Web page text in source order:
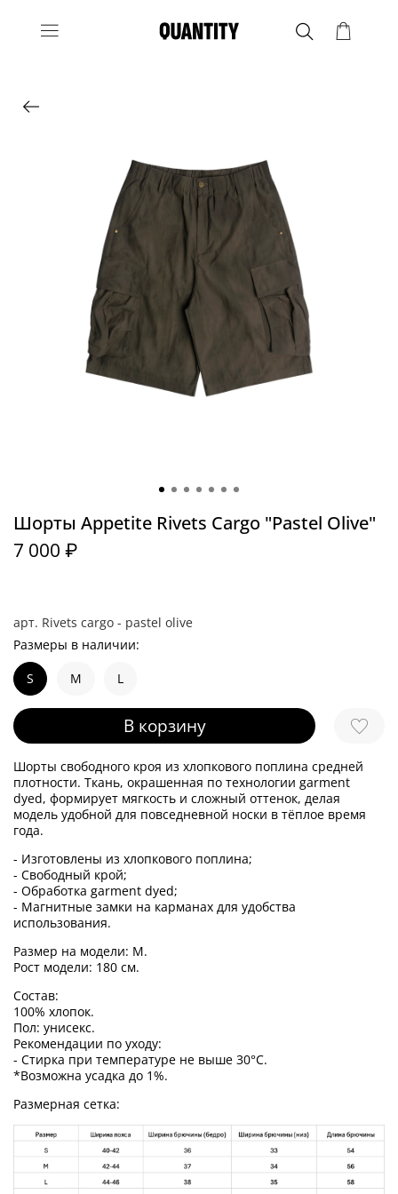
арт. Rivets cargo - pastel olive
Шорты Appetite Rivets Cargo "Pastel Olive"
7 000 ₽
В корзину
Размеры в наличии:
S
M L
Шорты свободного кроя из хлопкового поплина средней
плотности. Ткань, окрашенная по технологии garment
dyed, формирует мягкость и сложный оттенок, делая
модель удобной для повседневной носки в тёплое время
года.
- Изготовлены из хлопкового поплина;
- Свободный крой;
- Обработка garment dyed;
- Магнитные замки на карманах для удобства
использования.
Размер на модели: M.
Рост модели: 180 см.
Состав:
100% хлопок.
Пол: унисекс.
Рекомендации по уходу:
- Стирка при температуре не выше 30°C.
*Возможна усадка до 1%.
Размерная сетка: